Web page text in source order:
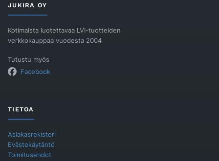
JUKIRA OY
Kotimaista luotettavaa LVI-tuotteiden
verkkokauppaa vuodesta 2004
Tutustu myös
Facebook
TIETOA
Asiakasrekisteri
Evästekäytäntö
Toimitusehdot